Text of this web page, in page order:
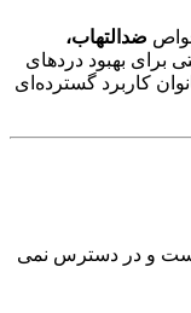
ضدالتهاب،
بهبود دردهای
کاربرد گسترده‌ای
و در دسترس نمی